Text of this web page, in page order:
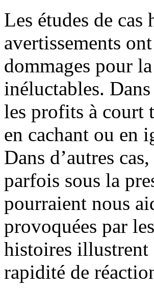
Les études de
avertissements
dommages pour
inéluctables.
les profits à court
en cachant ou en
Dans d’autres
parfois sous la
pourraient nous
provoquées par
histoires illustrent
rapidité de